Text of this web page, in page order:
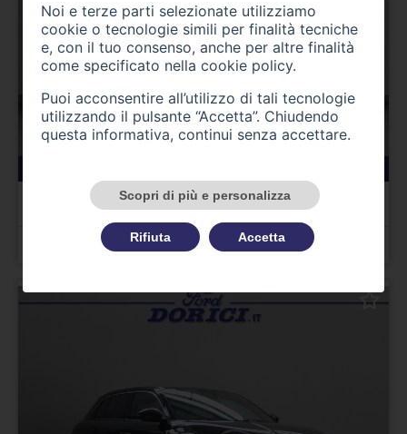
Ducati Monster 937
Prezzo 12.450,00 €
Noi e terze parti selezionate utilizziamo
cookie o tecnologie simili per finalità tecniche
e, con il tuo consenso, anche per altre finalità
come specificato nella cookie policy.
Puoi acconsentire all’utilizzo di tali tecnologie
utilizzando il pulsante “Accetta”. Chiudendo
questa informativa, continui senza accettare.
Scopri di più e personalizza
Rifiuta Accetta